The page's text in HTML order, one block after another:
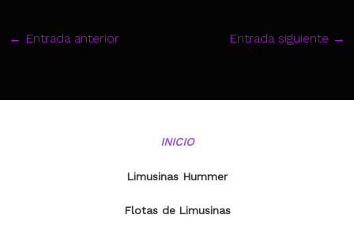
← Entrada anterior Entrada siguiente →
INICIO
Limusinas Hummer
Flotas de Limusinas